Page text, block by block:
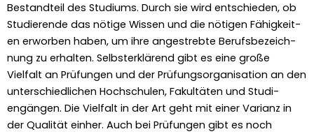
Bestandteil des Studi­ums. Durch sie wird entsch­ieden, ob
Studierende das nötige Wis­sen und die nöti­gen Fähigkeit­
en erwor­ben haben, um ihre angestrebte Berufs­beze­ich­
nung zu erhal­ten. Selb­sterk­lärend gibt es eine große
Vielfalt an Prü­fun­gen und der Prü­fung­sor­gan­i­sa­tion an den
unter­schiedlichen Hochschulen, Fakultäten und Stu­di­
engän­gen. Die Vielfalt in der Art geht mit ein­er Var­i­anz in
der Qual­ität ein­her. Auch bei Prü­fun­gen gibt es noch